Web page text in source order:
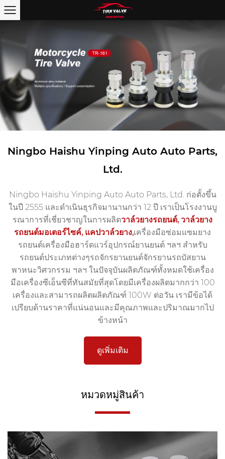
Ningbo Haishu Yinping Auto Auto Parts,
Ltd.
Ningbo Haishu Yinping Auto Auto Parts, Ltd. ก่อตั้งขึ้น
ในปี 2555 และดำเนินธุรกิจมานานกว่า 12 ปี เราเป็นโรงงานบู
รณาการที่เชี่ยวชาญในการผลิตวาล์วยางรถยนต์, วาล์วยาง
รถยนต์มอเตอร์ไซค์, แคปวาล์วยาง,เครื่องมือซ่อมแซมยาง
รถยนต์เครื่องมือฮาร์ดแวร์อุปกรณ์ยานยนต์ ฯลฯ สำหรับ
รถยนต์ประเภทต่างๆรถจักรยานยนต์จักรยานรถบัสยาน
พาหนะวิศวกรรม ฯลฯ ในปัจจุบันผลิตภัณฑ์ทั้งหมดใช้เครื่อง
มือเครื่องซีเอ็นซีที่ทันสมัยที่สุดโดยมีเครื่องผลิตมากกว่า 100
เครื่องและสามารถผลิตผลิตภัณฑ์ 100W ต่อวัน เรามีข้อได้
เปรียบด้านราคาที่แน่นอนและมีคุณภาพและปริมาณมากไป
ข้างหน้า
ดูเพิ่มเติม
หมวดหมู่สินค้า